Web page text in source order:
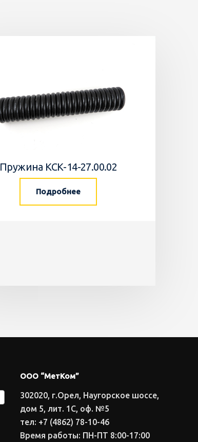
Пружина КСК-14-27.00.02
Подробнее
ООО “МетКом”
302020, г.Орел, Наугорское шоссе,
дом 5, лит. 1С, оф. №5
тел: +7 (4862) 78-10-46
Время работы: ПН-ПТ 8:00-17:00